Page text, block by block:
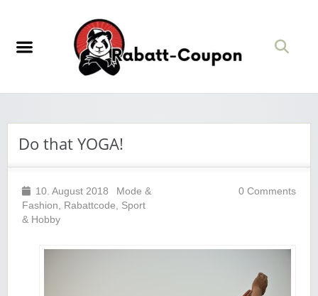
Do that YOGA!
10. August 2018
Mode &
Fashion
Rabattcode
Sport
& Hobby
0 Comments